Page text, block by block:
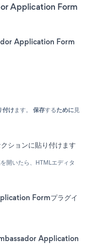
Application Form
Application Form
付けます。 保存するために見
ションに貼り付けます
開いたら、HTMLエディタ
Formプラグイ
Application